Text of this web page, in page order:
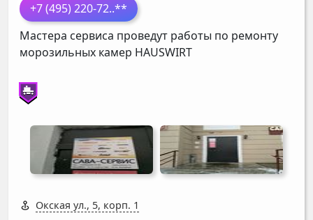
+7 (495) 220-72..**
Мастера сервиса проведут работы по ремонту
морозильных камер HAUSWIRT
Окская ул., 5, корп. 1